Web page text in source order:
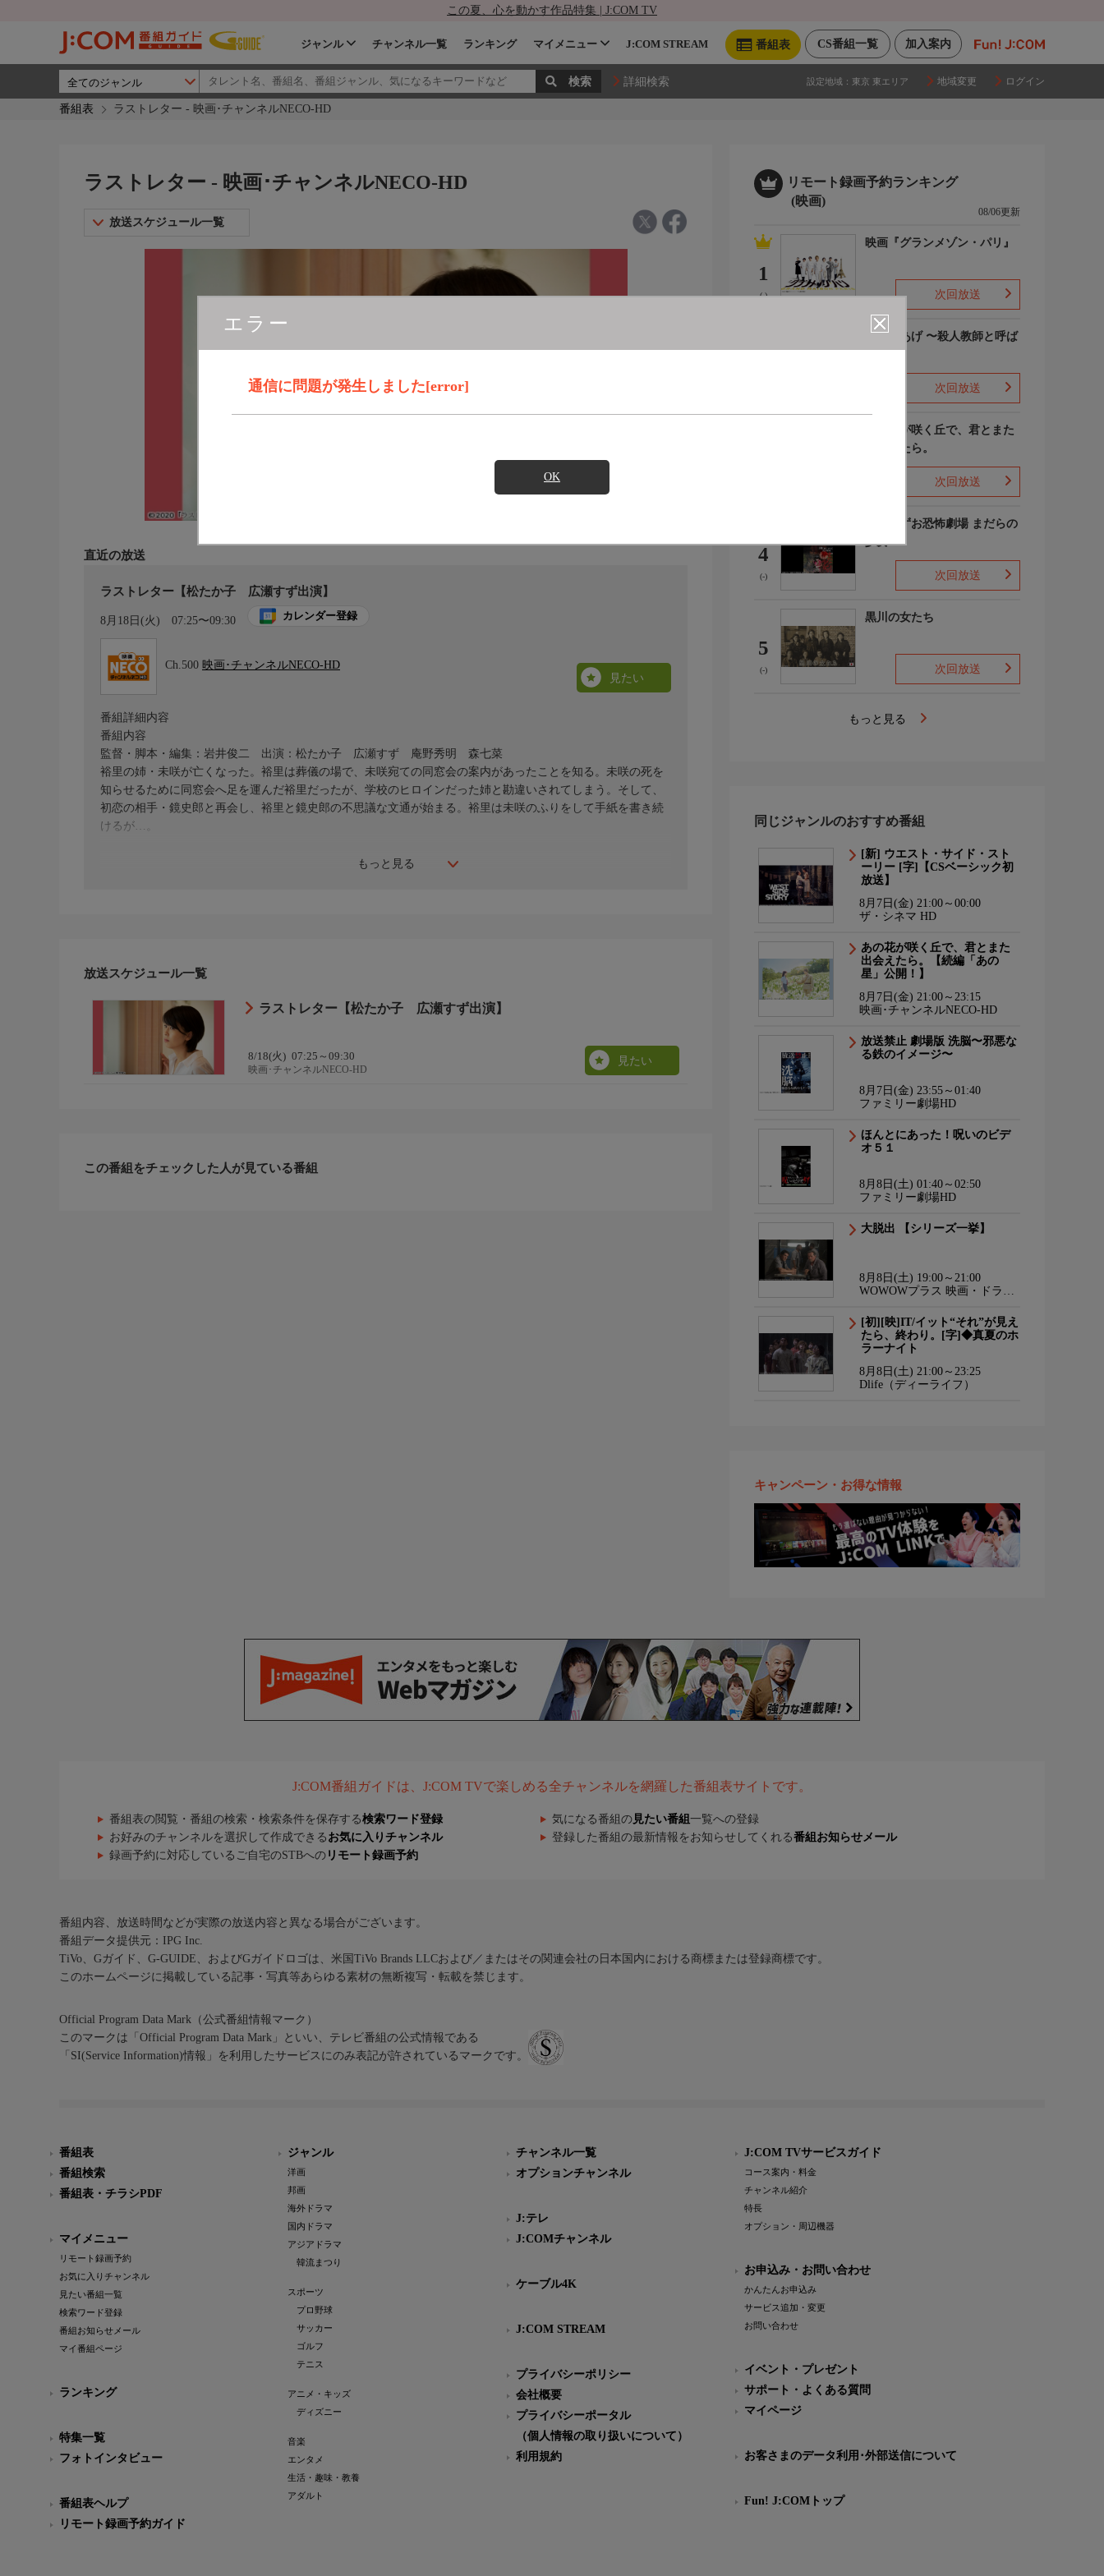
この夏、心を動かす作品特集 | J:COM TV
加入案内
CS番組一覧
番組表
ジャンル チャンネル一覧 ランキング マイメニュー J:COM STREAM
詳細検索 設定地域： 東京 東エリア 地域変更 ログイン
番組表 ラストレター - 映画･チャンネルNECO-HD
エラー
通信に問題が発生しました[error]
OK
ラストレター - 映画･チャンネルNECO-HD
放送スケジュール一覧
直近の放送
ラストレター【松たか子 広瀬すず出演】
8月18日(火) 07:25〜09:30 カレンダー登録
Ch.500 映画･チャンネルNECO-HD
見たい
もっと見る
番組詳細内容
番組内容
監督・脚本・編集：岩井俊二 出演：松たか子 広瀬すず 庵野秀明 森七菜
裕里の姉・未咲が亡くなった。裕里は葬儀の場で、未咲宛ての同窓会の案内があったことを知る。未咲の死を
知らせるために同窓会へ足を運んだ裕里だったが、学校のヒロインだった姉と勘違いされてしまう。そして、
初恋の相手・鏡史郎と再会し、裕里と鏡史郎の不思議な文通が始まる。裕里は未咲のふりをして手紙を書き続
けるが…。
放送スケジュール一覧
ラストレター【松たか子 広瀬すず出演】
8/18(火) 07:25～09:30
映画･チャンネルNECO-HD
見たい
この番組をチェックした人が見ている番組
リモート録画予約ランキング
(映画)
08/06更新
1
(-)
映画『グランメゾン・パリ』
次回放送
でっちあげ 〜殺人教師と呼ば
次回放送
あの花が咲く丘で、君とまた
出会えたら。
次回放送
4
(-)
楳図かずお恐怖劇場 まだらの
少女
次回放送
5
(-)
黒川の女たち
次回放送
もっと見る
同じジャンルのおすすめ番組
[新] ウエスト・サイド・スト
ーリー [字]【CSベーシック初
放送】
8月7日(金) 21:00～00:00
ザ・シネマ HD
あの花が咲く丘で、君とまた
出会えたら。【続編「あの
星」公開！】
8月7日(金) 21:00～23:15
映画･チャンネルNECO-HD
放送禁止 劇場版 洗脳〜邪悪な
る鉄のイメージ〜
8月7日(金) 23:55～01:40
ファミリー劇場HD
ほんとにあった！呪いのビデ
オ５１
8月8日(土) 01:40～02:50
ファミリー劇場HD
大脱出 【シリーズ一挙】
8月8日(土) 19:00～21:00
WOWOWプラス 映画・ドラ
[初][映]IT/イット“それ”が見え
たら、終わり。[字]◆真夏のホ
ラーナイト
8月8日(土) 21:00～23:25
Dlife（ディーライフ）
キャンペーン・お得な情報
J:COM番組ガイドは、J:COM TVで楽しめる全チャンネルを網羅した番組表サイトです。
番組表の閲覧・番組の検索・検索条件を保存する検索ワード登録 気になる番組の 見たい番組 一覧への登録
お好みのチャンネルを選択して作成できる お気に入りチャンネル 登録した番組の最新情報をお知らせしてくれる番組お知らせメール
録画予約に対応しているご自宅のSTBへの リモート録画予約
番組内容、放送時間などが実際の放送内容と異なる場合がございます。
番組データ提供元：IPG Inc.
TiVo、Gガイド、G-GUIDE、およびGガイドロゴは、米国TiVo Brands LLCおよび／またはその関連会社の日本国内における商標または登録商標です。
このホームページに掲載している記事・写真等あらゆる素材の無断複写・転載を禁じます。
Official Program Data Mark（公式番組情報マーク）
このマークは「Official Program Data Mark」といい、テレビ番組の公式情報である
「SI(Service Information)情報」を利用したサービスにのみ表記が許されているマークです。
番組表
番組検索
番組表・チラシPDF
マイメニュー
リモート録画予約
お気に入りチャンネル
見たい番組一覧
検索ワード登録
番組お知らせメール
マイ番組ページ
ランキング
特集一覧
フォトインタビュー
番組表ヘルプ
リモート録画予約ガイド
ジャンル
洋画
邦画
海外ドラマ
国内ドラマ
アジアドラマ
韓流まつり
スポーツ
プロ野球
サッカー
ゴルフ
テニス
アニメ・キッズ
ディズニー
音楽
エンタメ
生活・趣味・教養
アダルト
チャンネル一覧
オプションチャンネル
J:テレ
J:COMチャンネル
ケーブル4K
J:COM STREAM
プライバシーポリシー
会社概要
プライバシーポータル
（個人情報の取り扱いについて）
利用規約
J:COM TVサービスガイド
コース案内・料金
チャンネル紹介
特長
オプション・周辺機器
お申込み・お問い合わせ
かんたんお申込み
サービス追加・変更
お問い合わせ
イベント・プレゼント
サポート・よくある質問
マイページ
お客さまのデータ利用･外部送信について
Fun! J:COMトップ